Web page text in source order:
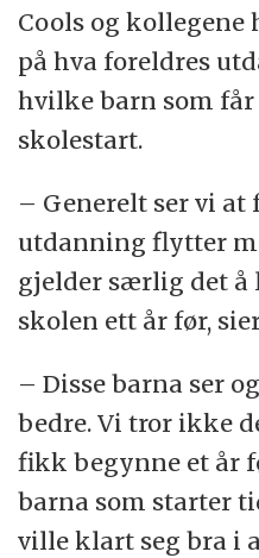
Cools og kollegene
på hva foreldres
hvilke barn som
skolestart.
– Generelt ser vi at
utdanning flytter
gjelder særlig det å
skolen ett år før,
– Disse barna ser
bedre. Vi tror ikke
fikk begynne et år
barna som starter
ville klart seg bra i